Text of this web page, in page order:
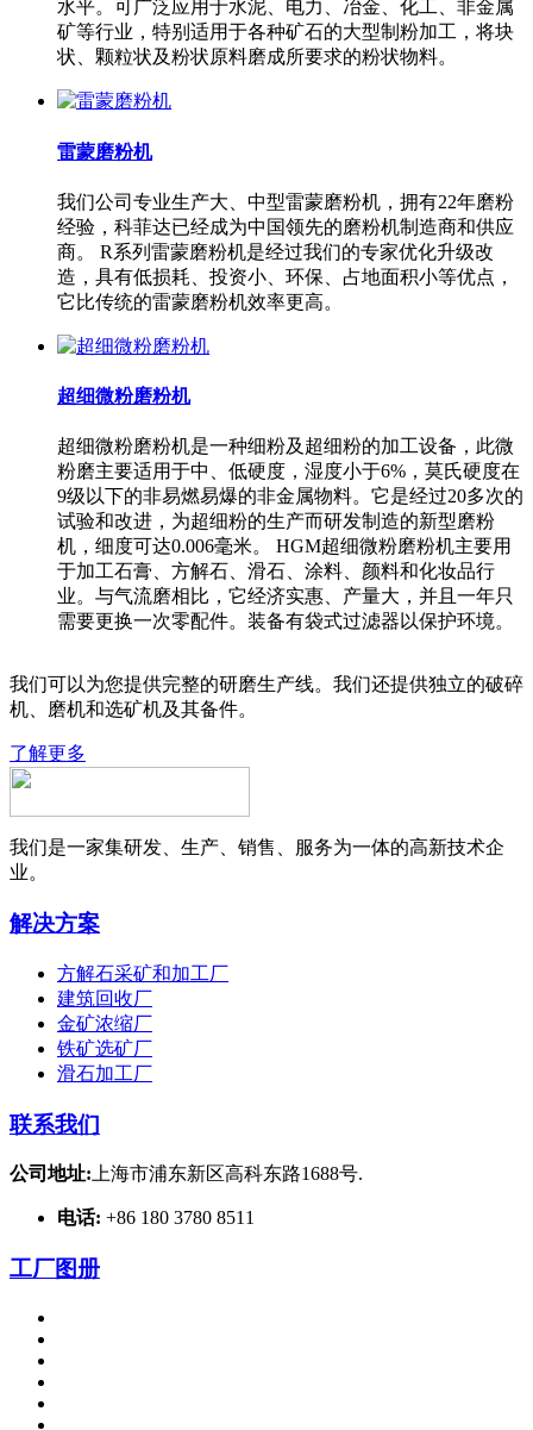
水平。可广泛应用于水泥、电力、冶金、化工、非金属
矿等行业，特别适用于各种矿石的大型制粉加工，将块
状、颗粒状及粉状原料磨成所要求的粉状物料。
雷蒙磨粉机
我们公司专业生产大、中型雷蒙磨粉机，拥有22年磨粉
经验，科菲达已经成为中国领先的磨粉机制造商和供应
商。 R系列雷蒙磨粉机是经过我们的专家优化升级改
造，具有低损耗、投资小、环保、占地面积小等优点，
它比传统的雷蒙磨粉机效率更高。
超细微粉磨粉机
超细微粉磨粉机是一种细粉及超细粉的加工设备，此微
粉磨主要适用于中、低硬度，湿度小于6%，莫氏硬度在
9级以下的非易燃易爆的非金属物料。它是经过20多次的
试验和改进，为超细粉的生产而研发制造的新型磨粉
机，细度可达0.006毫米。 HGM超细微粉磨粉机主要用
于加工石膏、方解石、滑石、涂料、颜料和化妆品行
业。与气流磨相比，它经济实惠、产量大，并且一年只
需要更换一次零配件。装备有袋式过滤器以保护环境。
我们可以为您提供完整的研磨生产线。我们还提供独立的破碎
机、磨机和选矿机及其备件。
了解更多
我们是一家集研发、生产、销售、服务为一体的高新技术企
业。
解决方案
方解石采矿和加工厂
建筑回收厂
金矿浓缩厂
铁矿选矿厂
滑石加工厂
联系我们
公司地址: 上海市浦东新区高科东路1688号.
电话: +86 180 3780 8511
工厂图册